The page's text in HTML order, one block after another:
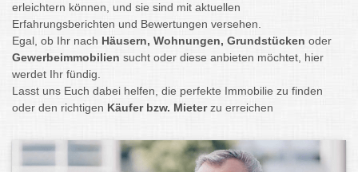
erleichtern können, und sie sind mit aktuellen
Erfahrungsberichten und Bewertungen versehen.
Egal, ob Ihr nach Häusern, Wohnungen, Grundstücken oder
Gewerbeimmobilien sucht oder diese anbieten möchtet, hier
werdet Ihr fündig.
Lasst uns Euch dabei helfen, die perfekte Immobilie zu finden
oder den richtigen Käufer bzw. Mieterzu erreichen